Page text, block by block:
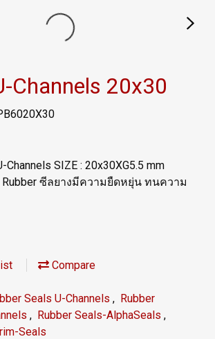
Channels 20x30
SIZE : 20x30XG5.5 mm
Rubber ซีลยางมีความยืดหยุ่น ทนความ
Compare
Seals U-Channels , Rubber
, Rubber Seals-AlphaSeals ,
Seals